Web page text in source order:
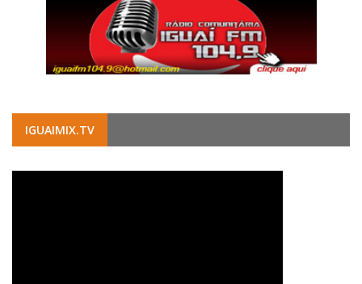
IGUAIMIX.TV